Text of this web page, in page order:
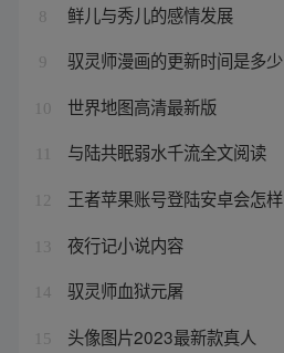
8 鲜儿与秀儿的感情发展
9 驭灵师漫画的更新时间是多少
10 世界地图高清最新版
与陆共眠弱水千流全文阅读
12 王者苹果账号登陆安卓会怎样
13 夜行记小说内容
14 驭灵师血狱元屠
15 头像图片2023最新款真人